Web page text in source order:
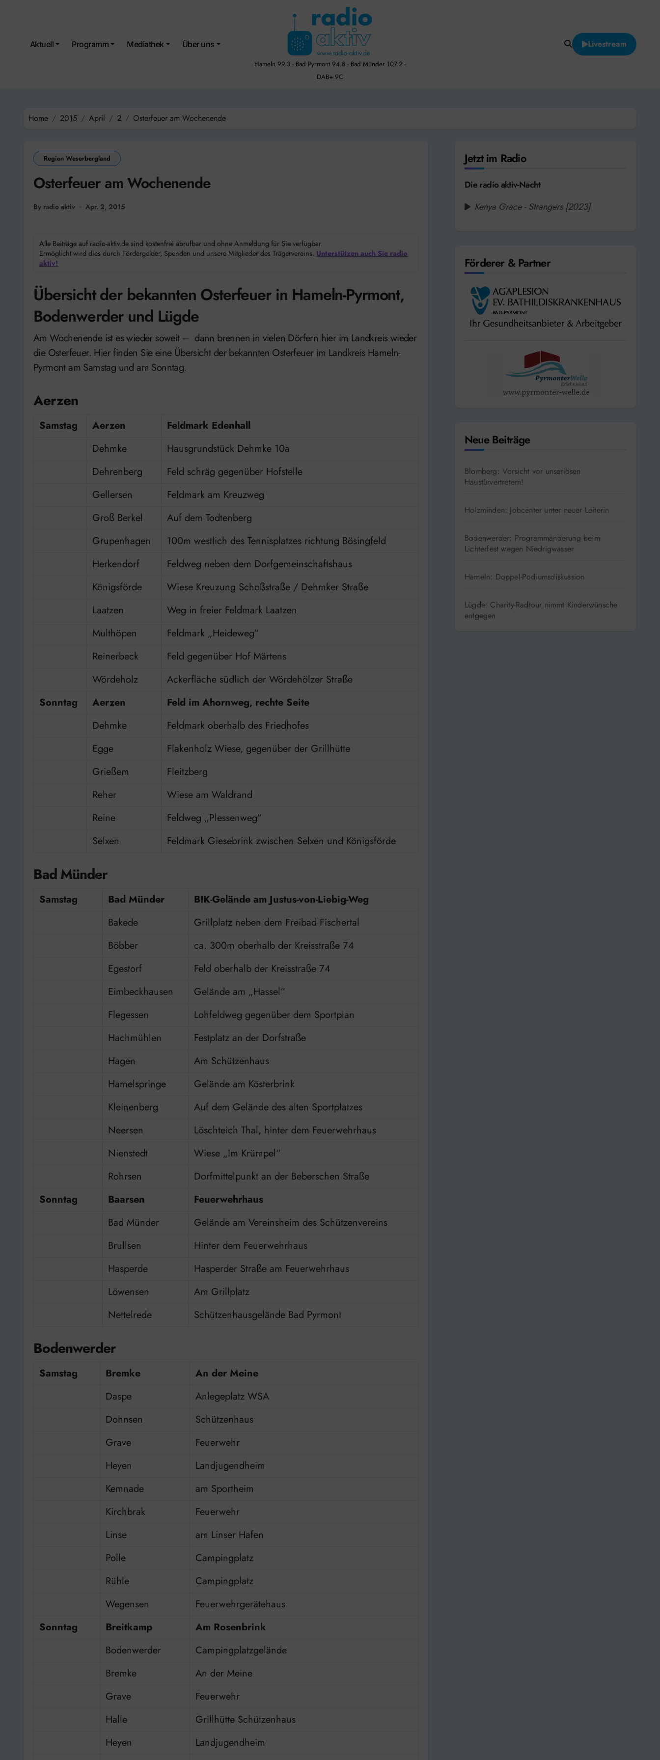
Aktuell Programm Mediathek Über uns
Hameln 99.3 - Bad Pyrmont 94.8 - Bad Münder 107.2 -
DAB+ 9C
Livestream
Home 2015 April 2 Osterfeuer am Wochenende
Region Weserbergland
Osterfeuer am Wochenende
By radio aktiv Apr. 2, 2015
Alle Beiträge auf radio-aktiv.de sind kostenfrei abrufbar und ohne Anmeldung für Sie verfügbar.
Ermöglicht wird dies durch Fördergelder, Spenden und unsere Mitglieder des Trägervereins. Unterstützen auch Sie radio
aktiv!
Übersicht der bekannten Osterfeuer in Hameln-Pyrmont,
Bodenwerder und Lügde
Am Wochenende ist es wieder soweit – dann brennen in vielen Dörfern hier im Landkreis wieder
die Osterfeuer. Hier finden Sie eine Übersicht der bekannten Osterfeuer im Landkreis Hameln-
Pyrmont am Samstag und am Sonntag.
Aerzen
Samstag Aerzen
Feldmark Edenhall
Dehmke
Hausgrundstück Dehmke 10a
Dehrenberg
Feld schräg gegenüber Hofstelle
Gellersen
Feldmark am Kreuzweg
Groß Berkel
Auf dem Todtenberg
Grupenhagen
100m westlich des Tennisplatzes richtung Bösingfeld
Herkendorf
Feldweg neben dem Dorfgemeinschaftshaus
Königsförde
Wiese Kreuzung Schoßstraße / Dehmker Straße
Laatzen
Weg in freier Feldmark Laatzen
Multhöpen
Feldmark „Heideweg“
Reinerbeck
Feld gegenüber Hof Märtens
Wördeholz
Ackerfläche südlich der Wördehölzer Straße
Sonntag
Aerzen
Feld im Ahornweg, rechte Seite
Dehmke
Feldmark oberhalb des Friedhofes
Egge
Flakenholz Wiese, gegenüber der Grillhütte
Grießem
Fleitzberg
Reher
Wiese am Waldrand
Reine
Feldweg „Plessenweg“
Selxen
Feldmark Giesebrink zwischen Selxen und Königsförde
Bad Münder
Samstag Bad Münder
BIK-Gelände am Justus-von-Liebig-Weg
Bakede
Grillplatz neben dem Freibad Fischertal
Böbber
ca. 300m oberhalb der Kreisstraße 74
Egestorf
Feld oberhalb der Kreisstraße 74
Eimbeckhausen
Gelände am „Hassel“
Flegessen
Lohfeldweg gegenüber dem Sportplan
Hachmühlen
Festplatz an der Dorfstraße
Hagen
Am Schützenhaus
Hamelspringe
Gelände am Kösterbrink
Kleinenberg
Auf dem Gelände des alten Sportplatzes
Neersen
Löschteich Thal, hinter dem Feuerwehrhaus
Nienstedt
Wiese „Im Krümpel“
Rohrsen
Dorfmittelpunkt an der Beberschen Straße
Sonntag
Baarsen
Feuerwehrhaus
Bad Münder
Gelände am Vereinsheim des Schützenvereins
Brullsen
Hinter dem Feuerwehrhaus
Hasperde
Hasperder Straße am Feuerwehrhaus
Löwensen
Am Grillplatz
Nettelrede
Schützenhausgelände Bad Pyrmont
Bodenwerder
Samstag Bremke
An der Meine
Daspe
Anlegeplatz WSA
Dohnsen
Schützenhaus
Grave
Feuerwehr
Heyen
Landjugendheim
Kemnade
am Sportheim
Kirchbrak
Feuerwehr
Linse
am Linser Hafen
Polle
Campingplatz
Rühle
Campingplatz
Wegensen
Feuerwehrgerätehaus
Sonntag
Breitkamp
Am Rosenbrink
Bodenwerder
Campingplatzgelände
Bremke
An der Meine
Grave
Feuerwehr
Halle
Grillhütte Schützenhaus
Heyen
Landjugendheim
Jetzt im Radio
Die radio aktiv-Nacht
Kenya Grace - Strangers [2023]
Förderer & Partner
Neue Beiträge
Blomberg: Vorsicht vor unseriösen
Haustürvertretern!
Holzminden: Jobcenter unter neuer Leiterin
Bodenwerder: Programmänderung beim
Lichterfest wegen Niedrigwasser
Hameln: Doppel-Podiumsdiskussion
Lügde: Charity-Radtour nimmt Kinderwünsche
entgegen